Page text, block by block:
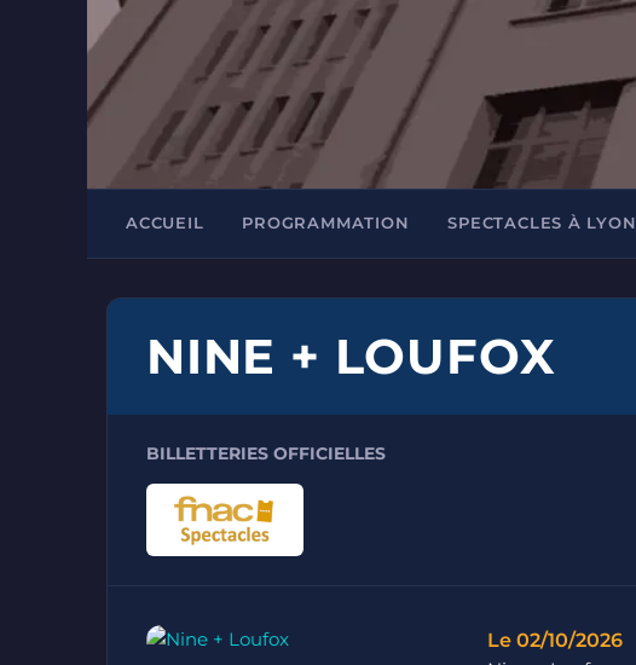
ACCUEIL PROGRAMMATION SPECTACLES À LYON
NINE + LOUFOX
BILLETTERIES OFFICIELLES
Le 02/10/2026